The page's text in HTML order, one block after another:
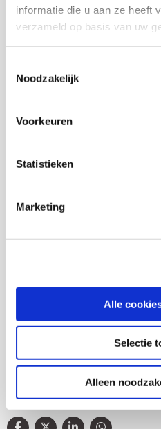
informatie die u aan ze heeft
verzameld op basis van uw
Noodzakelijk
Voorkeuren
Statistieken
Marketing
Alle
Selectie
Alleen
Marion J. Vijghen
Senior onderzoeker en
Diversiteit
Jeugdhulp
Deel deze publicatie op: